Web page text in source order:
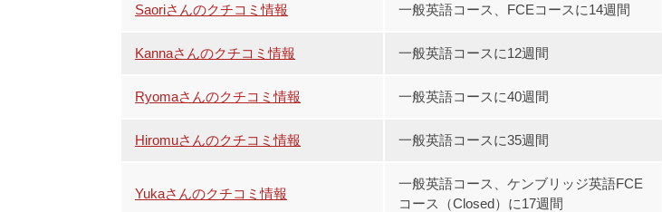
Saoriさんのクチコミ情報 一般英語コース、FCEコースに14週間
Kannaさんのクチコミ情報 一般英語コースに12週間
Ryomaさんのクチコミ情報 一般英語コースに40週間
Hiromuさんのクチコミ情報 一般英語コースに35週間
Yukaさんのクチコミ情報
一般英語コース、ケンブリッジ英語FCE
コース（Closed）に17週間